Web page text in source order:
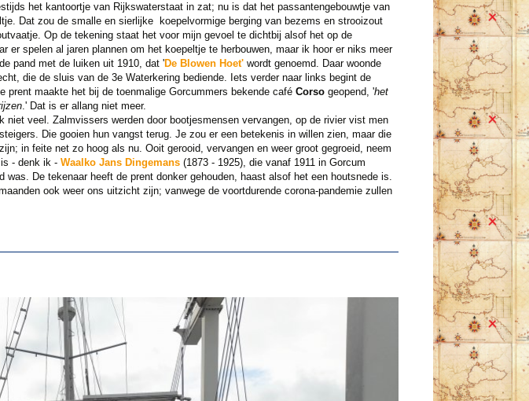
het kantoortje van Rijkswaterstaat in zat; nu is dat het passantengebouwtje van
Dat zou de smalle en sierlijke koepelvormige berging van bezems en strooizout
Op de tekening staat het voor mijn gevoel te dichtbij alsof het op de
er spelen al jaren plannen om het koepeltje te herbouwen, maar ik hoor er niks meer
pand met de luiken uit 1910, dat 'De Blowen Hoet'wordt genoemd. Daar woonde
die de sluis van de 3e Waterkering bediende. Iets verder naar links begint de
prent maakte het bij de toenmalige Gorcummers bekende café Corsogeopend, 'het
.' Dat is er allang niet meer.
veel. Zalmvissers werden door bootjesmensen vervangen, op de rivier vist men
Die gooien hun vangst terug. Je zou er een betekenis in willen zien, maar die
in feite net zo hoog als nu. Ooit gerooid, vervangen en weer groot gegroeid, neem
- denk ik - Waalko Jans Dingemans(1873 - 1925), die vanaf 1911 in Gorcum
was. De tekenaar heeft de prent donker gehouden, haast alsof het een houtsnede is.
ook weer ons uitzicht zijn; vanwege de voortdurende corona-pandemie zullen